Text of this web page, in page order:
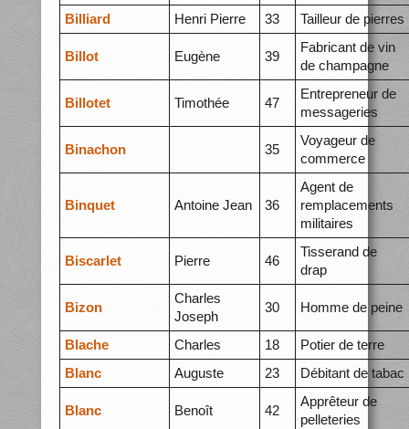
Billiard
Henri Pierre 33 Tailleur de pierres
Billot Eugène 39
Fabricant de vin
de champagne
Billotet Timothée 47
Entrepreneur de
messageries
Binachon 35
Voyageur de
commerce
Binquet Antoine Jean 36
Agent de
remplacements
militaires
Biscarlet Pierre 46
Tisserand de
drap
Bizon
Charles
Joseph
30 Homme de peine
Blache Charles 18
Potier de terre
Blanc
Auguste 23 Débitant de tabac
Blanc Benoît 42
Apprêteur de
pelleteries